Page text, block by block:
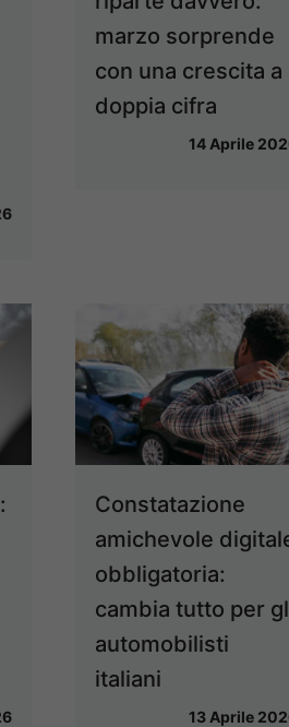
marzo sorprende
con una crescita a
doppia cifra
14 Aprile
Constatazione
amichevole
obbligatoria:
cambia tutto per
automobilisti
italiani
13 Aprile